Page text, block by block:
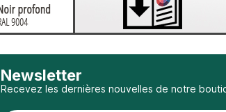
Newsletter
Recevez les dernières nouvelles de notre